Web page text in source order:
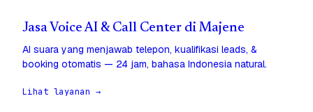
Jasa Voice AI & Call Center di Majene
AI suara yang menjawab telepon, kualifikasi leads, &
booking otomatis — 24 jam, bahasa Indonesia natural.
Lihat layanan →